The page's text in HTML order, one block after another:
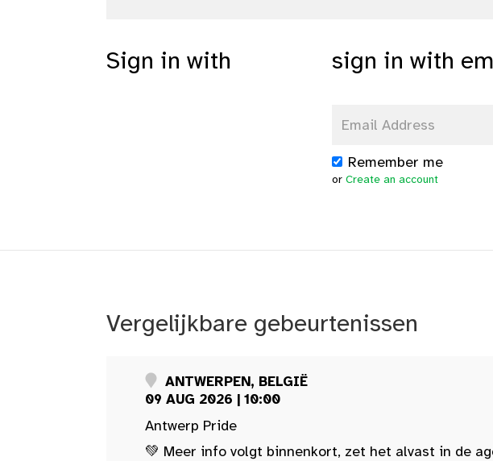
Sign in with sign in with
Remember me
or Create an account
Vergelijkbare gebeurtenissen
ANTWERPEN, BELGIË
09 AUG 2026 | 10:00
Antwerp Pride
💚 Meer info volgt binnenkort, zet het alvast in de